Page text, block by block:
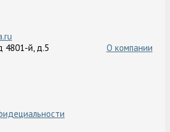
4801-й, д.5
О компании